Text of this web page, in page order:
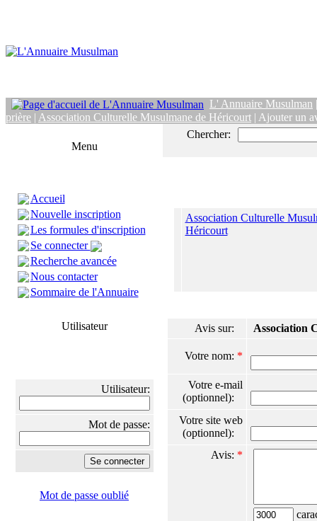
L' Annuaire Musulman
prière | Association Culturelle Musulmane de Héricourt | Ajouter un
Menu
Accueil
Nouvelle inscription
Les formules d'inscription
Se connecter
Recherche avancée
Nous contacter
Sommaire de l'Annuaire
Utilisateur
Utilisateur:
Mot de passe:
Mot de passe oublié
Chercher:
Association Culturelle
Héricourt
Avis sur: Association
Votre nom: *
Votre e-mail
(optionnel):
Votre site web
(optionnel):
Avis: *